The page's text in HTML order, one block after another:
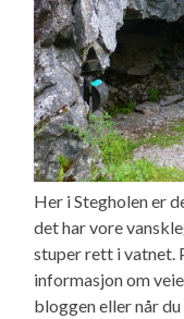
Her i Stegholen er
det har vore
stuper rett i vatnet.
informasjon om
bloggen eller når du